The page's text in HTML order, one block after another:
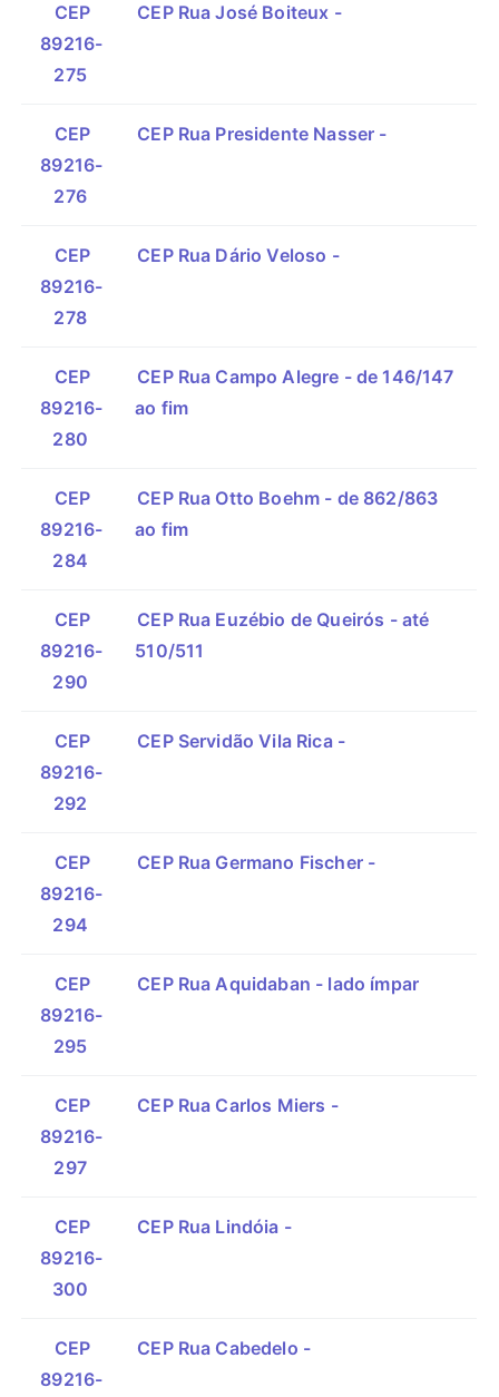
CEP
89216-
275
CEP Rua José Boiteux -
CEP
89216-
276
CEP Rua Presidente Nasser -
CEP
89216-
278
CEP Rua Dário Veloso -
CEP
89216-
280
CEP Rua Campo Alegre - de 146/147
ao fim
CEP
89216-
284
CEP Rua Otto Boehm - de 862/863
ao fim
CEP
89216-
290
CEP Rua Euzébio de Queirós - até
510/511
CEP
89216-
292
CEP Servidão Vila Rica -
CEP
89216-
294
CEP Rua Germano Fischer -
CEP
89216-
295
CEP Rua Aquidaban - lado ímpar
CEP
89216-
297
CEP Rua Carlos Miers -
CEP
89216-
300
CEP Rua Lindóia -
CEP
89216-
CEP Rua Cabedelo -